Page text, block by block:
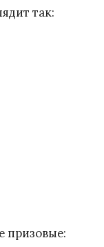
так:
призовые: